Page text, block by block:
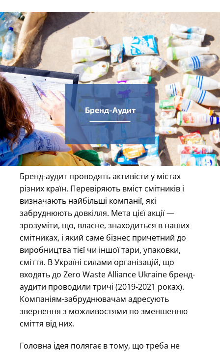
Бренд-Аудит
Бренд-аудит проводять активісти у містах
різних країн. Перевіряють вміст смітників і
визначають найбільші компанії, які
забруднюють довкілля. Мета цієї акції —
зрозуміти, що, власне, знаходиться в наших
смітниках, і який саме бізнес причетний до
виробництва тієї чи іншої тари, упаковки,
сміття. В Україні силами організацій, що
входять до Zero Waste Alliance Ukraine бренд-
аудити проводили тричі (2019-2021 роках).
Компаніям-забруднювачам адресують
звернення з можливостями по зменшенню
сміття від них.
Головна ідея полягає в тому, що треба не